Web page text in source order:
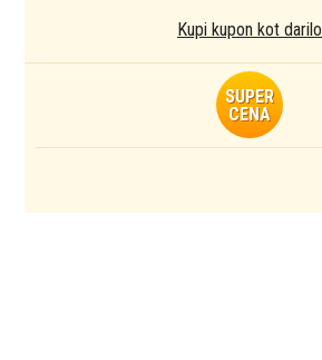
Kupi kupon kot darilo
SUPER
CENA